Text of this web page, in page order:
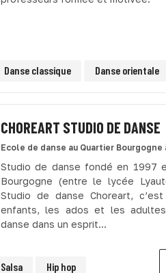
Danse classique Danse orientale
CHOREART STUDIO DE DANSE
Ecole de danse au Quartier Bourgogne
Studio de danse fondé en 1997
Bourgogne (entre le lycée
Studio de danse Choreart,
enfants, les ados et les
danse dans un esprit...
Salsa Hip hop